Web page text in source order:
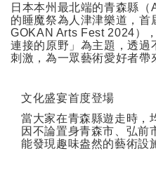
日本本州最北端的青森縣（
的睡魔祭為人津津樂道，首
GOKAN Arts Fest 2024）
連接的原野」為主題，透過
刺激，為一眾藝術愛好者帶
文化盛宴首度登場
當大家在青森縣遊走時，
因不論置身青森市、弘前
能發現趣味盎然的藝術設